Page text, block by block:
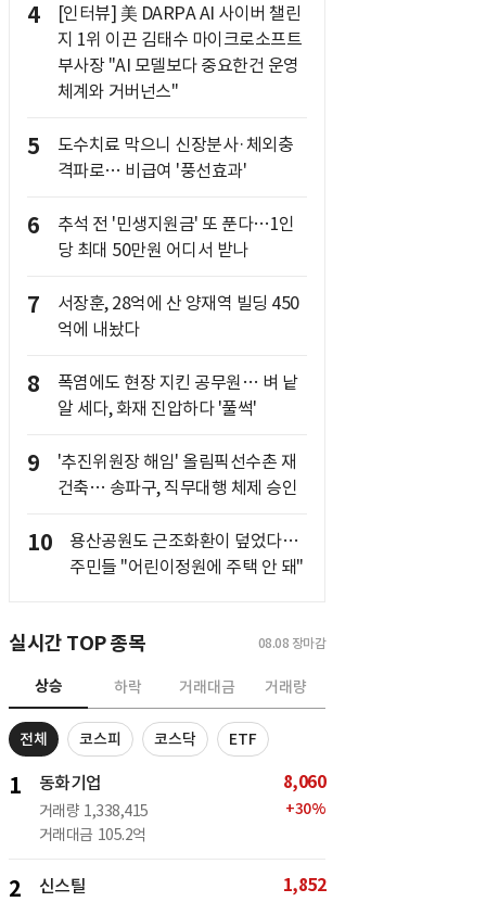
4
[인터뷰] 美 DARPA AI 사이버 챌린
지 1위 이끈 김태수 마이크로소프트
부사장 "AI 모델보다 중요한건 운영
체계와 거버넌스"
5
도수치료 막으니 신장분사·체외충
격파로… 비급여 '풍선효과'
6
추석 전 '민생지원금' 또 푼다…1인
당 최대 50만원 어디서 받나
7
서장훈, 28억에 산 양재역 빌딩 450
억에 내놨다
8
폭염에도 현장 지킨 공무원… 벼 낱
알 세다, 화재 진압하다 '풀썩'
9
'추진위원장 해임' 올림픽선수촌 재
건축… 송파구, 직무대행 체제 승인
10
용산공원도 근조화환이 덮었다…
주민들 "어린이정원에 주택 안 돼"
실시간 TOP 종목 08.08 장마감
상승 하락 거래대금 거래량
전체 코스피 코스닥 ETF
1 동화기업
거래량 1,338,415
거래대금 105.2억
8,060
+30%
2 신스틸 1,852